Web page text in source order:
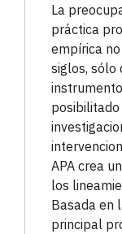
La
práctica
empírica
siglos, sólo
APA crea
los
Basada en
principal